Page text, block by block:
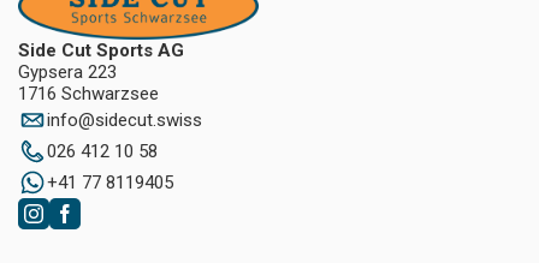
Side Cut Sports AG
Gypsera 223
1716 Schwarzsee
info@sidecut.swiss
026 412 10 58
+41 77 8119405